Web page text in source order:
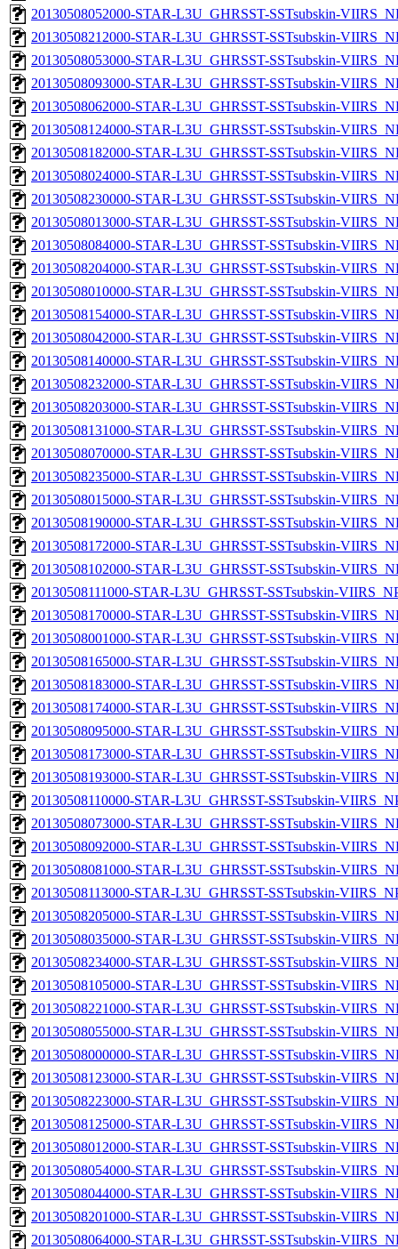
20130508052000-STAR-L3U_GHRSST-SSTsubskin-
20130508212000-STAR-L3U_GHRSST-SSTsubskin-
20130508053000-STAR-L3U_GHRSST-SSTsubskin-
20130508093000-STAR-L3U_GHRSST-SSTsubskin-
20130508062000-STAR-L3U_GHRSST-SSTsubskin-
20130508124000-STAR-L3U_GHRSST-SSTsubskin-
20130508182000-STAR-L3U_GHRSST-SSTsubskin-
20130508024000-STAR-L3U_GHRSST-SSTsubskin-
20130508230000-STAR-L3U_GHRSST-SSTsubskin-
20130508013000-STAR-L3U_GHRSST-SSTsubskin-
20130508084000-STAR-L3U_GHRSST-SSTsubskin-
20130508204000-STAR-L3U_GHRSST-SSTsubskin-
20130508010000-STAR-L3U_GHRSST-SSTsubskin-
20130508154000-STAR-L3U_GHRSST-SSTsubskin-
20130508042000-STAR-L3U_GHRSST-SSTsubskin-
20130508140000-STAR-L3U_GHRSST-SSTsubskin-
20130508232000-STAR-L3U_GHRSST-SSTsubskin-
20130508203000-STAR-L3U_GHRSST-SSTsubskin-
20130508131000-STAR-L3U_GHRSST-SSTsubskin-
20130508070000-STAR-L3U_GHRSST-SSTsubskin-
20130508235000-STAR-L3U_GHRSST-SSTsubskin-
20130508015000-STAR-L3U_GHRSST-SSTsubskin-
20130508190000-STAR-L3U_GHRSST-SSTsubskin-
20130508172000-STAR-L3U_GHRSST-SSTsubskin-
20130508102000-STAR-L3U_GHRSST-SSTsubskin-
20130508111000-STAR-L3U_GHRSST-SSTsubskin-
20130508170000-STAR-L3U_GHRSST-SSTsubskin-
20130508001000-STAR-L3U_GHRSST-SSTsubskin-
20130508165000-STAR-L3U_GHRSST-SSTsubskin-
20130508183000-STAR-L3U_GHRSST-SSTsubskin-
20130508174000-STAR-L3U_GHRSST-SSTsubskin-
20130508095000-STAR-L3U_GHRSST-SSTsubskin-
20130508173000-STAR-L3U_GHRSST-SSTsubskin-
20130508193000-STAR-L3U_GHRSST-SSTsubskin-
20130508110000-STAR-L3U_GHRSST-SSTsubskin-
20130508073000-STAR-L3U_GHRSST-SSTsubskin-
20130508092000-STAR-L3U_GHRSST-SSTsubskin-
20130508081000-STAR-L3U_GHRSST-SSTsubskin-
20130508113000-STAR-L3U_GHRSST-SSTsubskin-
20130508205000-STAR-L3U_GHRSST-SSTsubskin-
20130508035000-STAR-L3U_GHRSST-SSTsubskin-
20130508234000-STAR-L3U_GHRSST-SSTsubskin-
20130508105000-STAR-L3U_GHRSST-SSTsubskin-
20130508221000-STAR-L3U_GHRSST-SSTsubskin-
20130508055000-STAR-L3U_GHRSST-SSTsubskin-
20130508000000-STAR-L3U_GHRSST-SSTsubskin-
20130508123000-STAR-L3U_GHRSST-SSTsubskin-
20130508223000-STAR-L3U_GHRSST-SSTsubskin-
20130508125000-STAR-L3U_GHRSST-SSTsubskin-
20130508012000-STAR-L3U_GHRSST-SSTsubskin-
20130508054000-STAR-L3U_GHRSST-SSTsubskin-
20130508044000-STAR-L3U_GHRSST-SSTsubskin-
20130508201000-STAR-L3U_GHRSST-SSTsubskin-
20130508064000-STAR-L3U_GHRSST-SSTsubskin-